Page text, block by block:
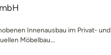
Innenausbau im Privat- und
Möbelbau...